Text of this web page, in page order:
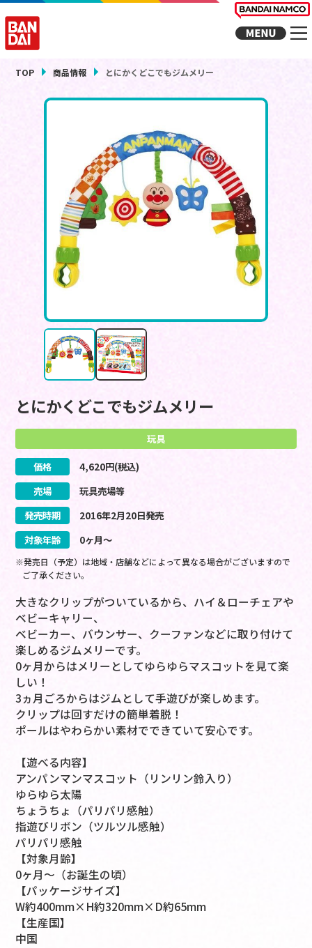
TOP 商品情報 とにかくどこでもジムメリー
とにかくどこでもジムメリー
玩具
価格 4,620円(税込)
売場
玩具売場等
発売時期
2016年2月20日発売
対象年齢
0ヶ月～
※発売日（予定）は地域・店舗などによって異なる場合がございますので
ご了承ください。
大きなクリップがついているから、ハイ＆ローチェアや
ベビーキャリー、
ベビーカー、バウンサー、クーファンなどに取り付けて
楽しめるジムメリーです。
0ヶ月からはメリーとしてゆらゆらマスコットを見て楽
しい！
3ヵ月ごろからはジムとして手遊びが楽しめます。
クリップは回すだけの簡単着脱！
ポールはやわらかい素材でできていて安心です。
【遊べる内容】
アンパンマンマスコット（リンリン鈴入り）
ゆらゆら太陽
ちょうちょ（パリパリ感触）
指遊びリボン（ツルツル感触）
パリパリ感触
【対象月齢】
0ヶ月～（お誕生の頃）
【パッケージサイズ】
W約400mm×H約320mm×D約65mm
【生産国】
中国